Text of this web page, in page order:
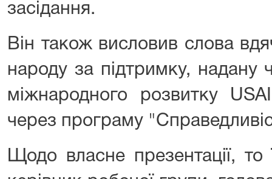
засідання.
Він також висловив слова
народу за підтримку,
міжнародного розвитку
через програму
Щодо власне презентації, то